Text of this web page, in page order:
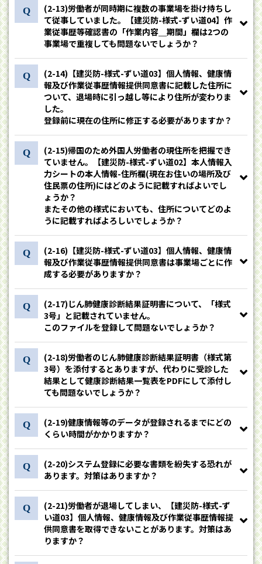
(2-13)労働者が同時期に複数の事業場を掛け持ちし
て従事していました。【建災防-様式-ずい道04】作
業従事歴等確認書の「作業内容＿期間」欄は2つの
事業場で重複しても問題ないでしょうか？
(2-14)【建災防-様式-ずい道03】個人情報、健康情
報及び作業従事歴情報提供同意書に記載した住所に
ついて、退場時に引っ越し等により住所が変わりま
した。
登録前に現在の住所に修正する必要がありますか？
(2-15)帰国のため外国人労働者の現住所を把握でき
ていません。【建災防-様式-ずい道02】本人情報入
力シートの本人情報-住所欄(現在お住いの場所及び
住民票の住所)にはどのように記載すればよいでし
ょうか？
またその他の様式においても、住所についてどのよ
うに記載すればよろしいでしょうか？
(2-16)【建災防-様式-ずい道03】個人情報、健康情
報及び作業従事歴情報提供同意書は事業場ごとに作
成する必要がありますか？
(2-17)じん肺健康診断結果証明書について、「様式
3号」と記載されていません。
このファイルを登録して問題ないでしょうか？
(2-18)労働者のじん肺健康診断結果証明書（様式第
3号）を添付するとありますが、代わりに受診した
結果として健康診断結果一覧表をPDFにして添付し
ても問題ないでしょうか？
(2-19)健康情報等のデータが登録されるまでにどの
くらい時間がかかりますか？
(2-20)システム登録に必要な書類を紛失する恐れが
あります。対策はありますか？
(2-21)労働者が退場してしまい、【建災防-様式-ず
い道03】個人情報、健康情報及び作業従事歴情報提
供同意書を取得できないことがあります。対策はあ
りますか？